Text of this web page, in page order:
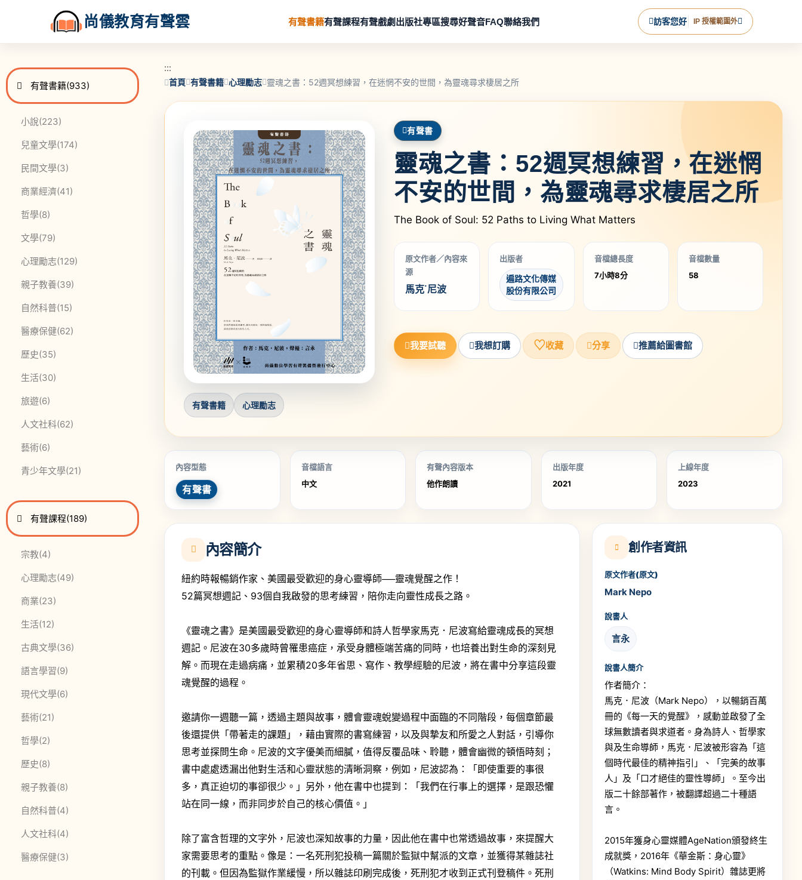
尚儀教育有聲雲 有聲書籍有聲課程有聲戲劇 出版社專區搜尋好聲音FAQ聯絡我們 訪客您好 IP 授權範圍外
進入
有聲書籍此分類有
(933)
小說此分類有
(223)
兒童文學此分類有
(174)
民間文學此分類有
(3)
商業經濟此分類有
(41)
哲學此分類有
(8)
文學此分類有
(79)
心理勵志此分類有
(129)
親子教養此分類有
(39)
自然科普此分類有
(15)
醫療保健此分類有
(62)
歷史此分類有
(35)
生活此分類有
(30)
旅遊此分類有
(6)
人文社科此分類有
(62)
藝術此分類有
(6)
青少年文學此分類有
(21)
進入
有聲課程此分類有
(189)
宗教此分類有
(4)
心理勵志此分類有
(49)
商業此分類有
(23)
生活此分類有
(12)
古典文學此分類有
(36)
語言學習此分類有
(9)
現代文學此分類有
(6)
藝術此分類有
(21)
哲學此分類有
(2)
歷史此分類有
(8)
親子教養此分類有
(8)
自然科普此分類有
(4)
人文社科此分類有
(4)
醫療保健此分類有
(3)
:::
首頁 有聲書籍 心理勵志 靈魂之書：52週冥想練習，在迷惘不安的世間，為靈魂尋求棲居之所
有聲書籍 心理勵志
有聲書
靈魂之書：52週冥想練習，在迷惘
不安的世間，為靈魂尋求棲居之所
The Book of Soul: 52 Paths to Living What Matters
原文作者／內容來
源
馬克˙尼波
出版者
遍路文化傳媒
股份有限公司
音檔總長度
7小時8分
音檔數量
58
我要試聽 我想訂購 ♡收藏 分享 推薦給圖書館
內容型態
有聲書
音檔語言
中文
有聲內容版本
他作朗讀
出版年度
2021
上線年度
2023
內容簡介
紐約時報暢銷作家、美國最受歡迎的身心靈導師──靈魂覺醒之作！
52篇冥想週記、93個自我啟發的思考練習，陪你走向靈性成長之路。
《靈魂之書》是美國最受歡迎的身心靈導師和詩人哲學家馬克．尼波寫給靈魂成長的冥想
週記。尼波在30多歲時曾罹患癌症，承受身體極端苦痛的同時，也培養出對生命的深刻見
解。而現在走過病痛，並累積20多年省思、寫作、教學經驗的尼波，將在書中分享這段靈
魂覺醒的過程。
邀請你一週聽一篇，透過主題與故事，體會靈魂蛻變過程中面臨的不同階段，每個章節最
後還提供「帶著走的課題」，藉由實際的書寫練習，以及與摯友和所愛之人對話，引導你
思考並探問生命。尼波的文字優美而細膩，值得反覆品味、聆聽，體會幽微的頓悟時刻；
書中處處透漏出他對生活和心靈狀態的清晰洞察，例如，尼波認為：「即使重要的事很
多，真正迫切的事卻很少。」另外，他在書中也提到：「我們在行事上的選擇，是跟恐懼
站在同一線，而非同步於自己的核心價值。」
除了富含哲理的文字外，尼波也深知故事的力量，因此他在書中也常透過故事，來提醒大
家需要思考的重點。像是：一名死刑犯投稿一篇關於監獄中幫派的文章，並獲得某雜誌社
的刊載。但因為監獄作業緩慢，所以雜誌印刷完成後，死刑犯才收到正式刊登稿件。死刑
創作者資訊
原文作者(原文)
Mark Nepo
說書人
言永
說書人簡介
作者簡介：
馬克．尼波（Mark Nepo），以暢銷百萬
冊的《每一天的覺醒》，感動並啟發了全
球無數讀者與求道者。身為詩人、哲學家
與及生命導師，馬克．尼波被形容為「這
個時代最佳的精神指引」、「完美的故事
人」及「口才絕佳的靈性導師」。至今出
版二十餘部著作，被翻譯超過二十種語
言。
2015年獲身心靈媒體AgeNation頒發終生
成就獎，2016年《華金斯：身心靈》
（Watkins: Mind Body Spirit）雜誌更將